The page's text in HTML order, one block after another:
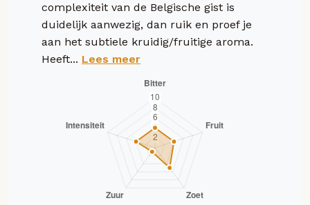
complexiteit van de Belgische gist is
duidelijk aanwezig, dan ruik en proef je
aan het subtiele kruidig/fruitige aroma.
Heeft... Lees meer